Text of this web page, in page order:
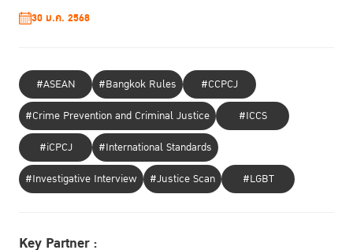
30 ม.ค. 2568
#ASEAN #Bangkok Rules
#CCPCJ
#Crime Prevention and Criminal Justice
#ICCS
#iCPCJ
#International Standards
#Investigative Interview
#Justice Scan #LGBT
Key Partner :